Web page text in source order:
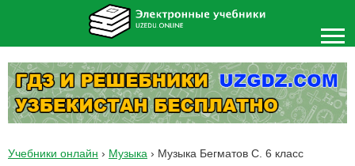
Учебники онлайн › Музыка › Музыка Бегматов С. 6 класс